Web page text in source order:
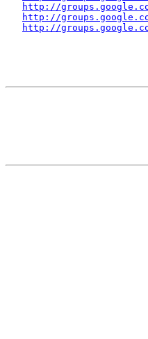
http://
http://
http://